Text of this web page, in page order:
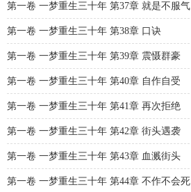
第一卷 一梦重生三十年 第37章 就是不服气
第一卷 一梦重生三十年 第38章 口诀
第一卷 一梦重生三十年 第39章 震慑群豪
第一卷 一梦重生三十年 第40章 自作自受
第一卷 一梦重生三十年 第41章 再次拒绝
第一卷 一梦重生三十年 第42章 街头遇袭
第一卷 一梦重生三十年 第43章 血溅街头
第一卷 一梦重生三十年 第44章 不作不会死